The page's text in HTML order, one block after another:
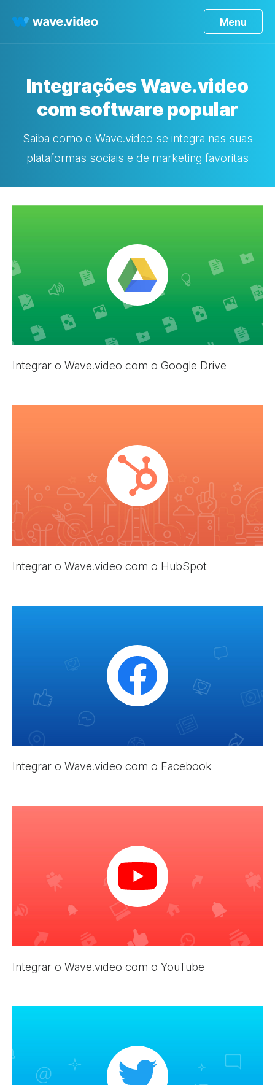
Menu
Integrações Wave.video
com software popular
Saiba como o Wave.video se integra nas suas
plataformas sociais e de marketing favoritas
Integrar o Wave.video com o Google Drive
Integrar o Wave.video com o HubSpot
Integrar o Wave.video com o Facebook
Integrar o Wave.video com o YouTube